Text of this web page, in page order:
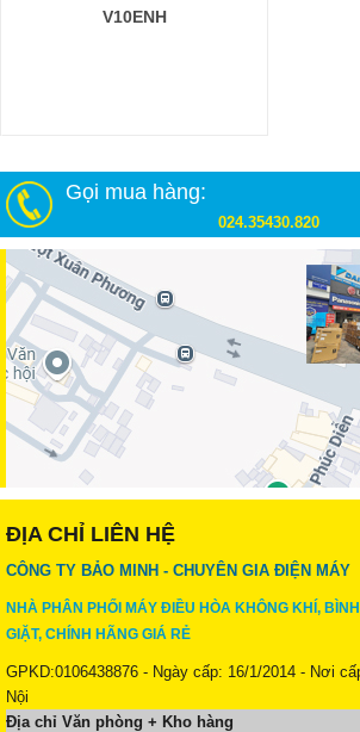
V10ENH
Gọi mua hàng:
024.35430.820
ĐỊA CHỈ LIÊN HỆ
CÔNG TY BẢO MINH - CHUYÊN GIA ĐIỆN MÁY
NHÀ PHÂN PHỐI MÁY ĐIỀU HÒA KHÔNG KHÍ,
GIẶT, CHÍNH HÃNG GIÁ RẺ
GPKD:0106438876 - Ngày cấp: 16/1/2014 - Nơi
Nội
Địa chỉ Văn phòng + Kho hàng